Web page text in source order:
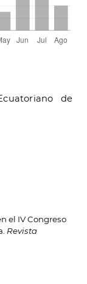
el IV Congreso
Revista
de